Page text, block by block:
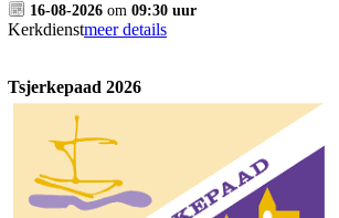
16-08-2026 om 09:30 uur
Kerkdienstmeer details
Tsjerkepaad 2026